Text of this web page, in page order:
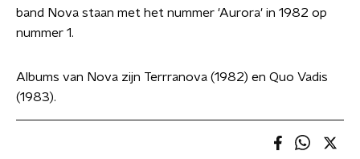
band Nova staan met het nummer 'Aurora' in 1982 op
nummer 1.
Albums van Nova zijn Terrranova (1982) en Quo Vadis
(1983).